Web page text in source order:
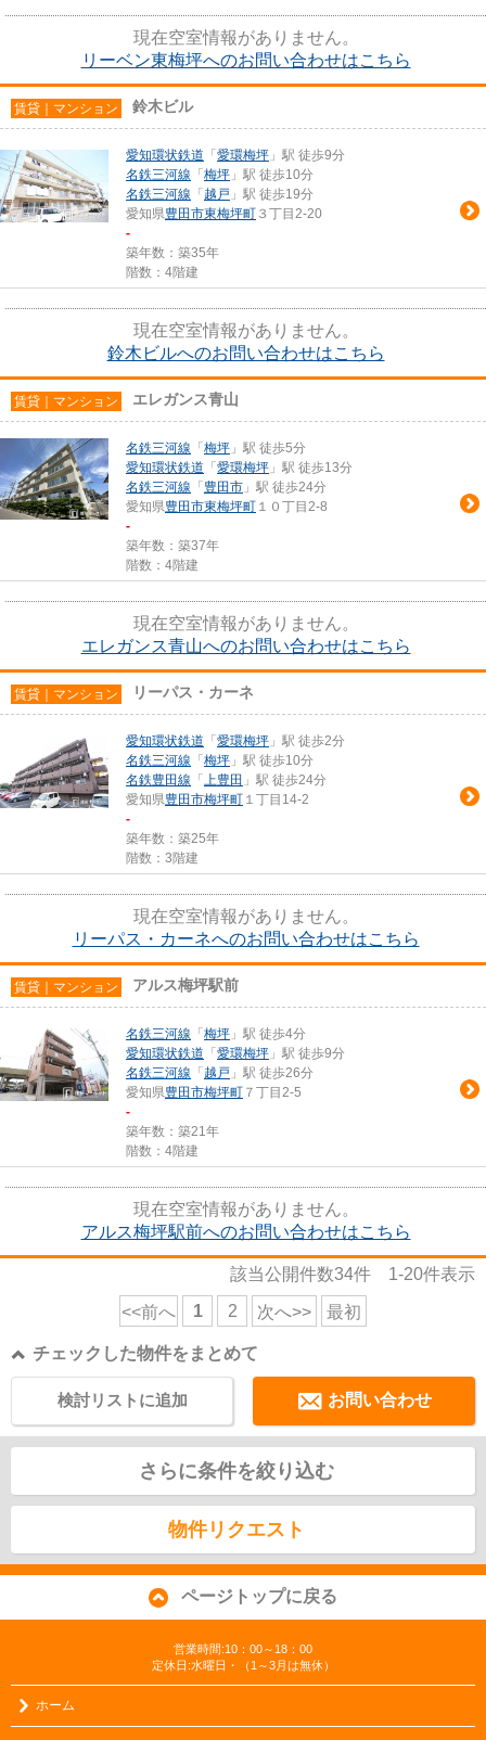
現在空室情報がありません。
リーベン東梅坪へのお問い合わせはこちら
賃貸｜マンション 鈴木ビル
愛知環状鉄道 「 愛環梅坪 」駅 徒歩9分
名鉄三河線 「 梅坪 」駅 徒歩10分
名鉄三河線 「 越戸 」駅 徒歩19分
愛知県豊田市東梅坪町 ３丁目2-20
-
築年数：築35年
階数：4階建
現在空室情報がありません。
鈴木ビルへのお問い合わせはこちら
賃貸｜マンション エレガンス青山
名鉄三河線 「 梅坪 」駅 徒歩5分
愛知環状鉄道 「 愛環梅坪 」駅 徒歩13分
名鉄三河線 「 豊田市 」駅 徒歩24分
愛知県豊田市東梅坪町 １０丁目2-8
-
築年数：築37年
階数：4階建
現在空室情報がありません。
エレガンス青山へのお問い合わせはこちら
賃貸｜マンション リーパス・カーネ
愛知環状鉄道 「 愛環梅坪 」駅 徒歩2分
名鉄三河線 「 梅坪 」駅 徒歩10分
名鉄豊田線 「 上豊田 」駅 徒歩24分
愛知県豊田市梅坪町 １丁目14-2
-
築年数：築25年
階数：3階建
現在空室情報がありません。
リーパス・カーネへのお問い合わせはこちら
賃貸｜マンション アルス梅坪駅前
名鉄三河線 「 梅坪 」駅 徒歩4分
愛知環状鉄道 「 愛環梅坪 」駅 徒歩9分
名鉄三河線 「 越戸 」駅 徒歩26分
愛知県豊田市梅坪町 ７丁目2-5
-
築年数：築21年
階数：4階建
現在空室情報がありません。
アルス梅坪駅前へのお問い合わせはこちら
該当公開件数34件 1-20件表示
<<前へ 1 2 次へ>> 最初
チェックした物件をまとめて
お問い合わせ
検討リストに追加
さらに条件を絞り込む
物件リクエスト
ページトップに戻る
営業時間:10：00～18：00
定休日:水曜日・（1～3月は無休）
ホーム